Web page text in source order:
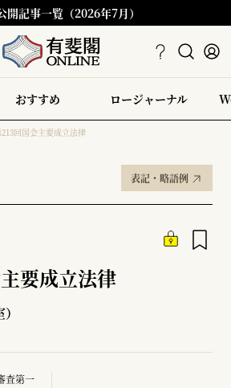
開記事一覧（2026年7月）
おすすめ ロージャーナル
213回国会主要成立法律
表記・略語例
要成立法律
査第一